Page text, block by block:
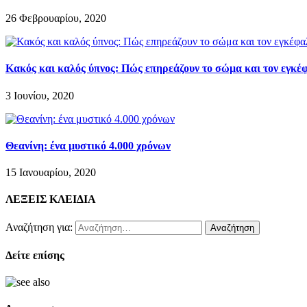
26 Φεβρουαρίου, 2020
Κακός και καλός ύπνος: Πώς επηρεάζουν το σώμα και τον
3 Ιουνίου, 2020
Θεανίνη: ένα μυστικό 4.000 χρόνων
15 Ιανουαρίου, 2020
ΛΕΞΕΙΣ ΚΛΕΙΔΙΑ
Αναζήτηση για:
Δείτε επίσης